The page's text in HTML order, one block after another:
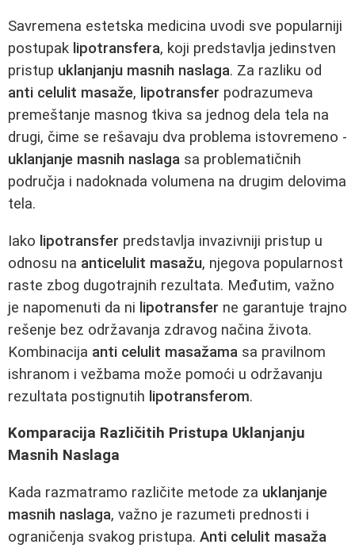
Savremena estetska medicina uvodi sve popularniji
postupak lipotransfera, koji predstavlja jedinstven
pristup uklanjanju masnih naslaga. Za razliku od
anti celulit masaže, lipotransfer podrazumeva
premeštanje masnog tkiva sa jednog dela tela na
drugi, čime se rešavaju dva problema istovremeno -
uklanjanje masnih naslaga sa problematičnih
područja i nadoknada volumena na drugim delovima
tela.
Iako lipotransfer predstavlja invazivniji pristup u
odnosu na anticelulit masažu, njegova popularnost
raste zbog dugotrajnih rezultata. Međutim, važno
je napomenuti da ni lipotransfer ne garantuje trajno
rešenje bez održavanja zdravog načina života.
Kombinacija anti celulit masažama sa pravilnom
ishranom i vežbama može pomoći u održavanju
rezultata postignutih lipotransferom.
Komparacija Različitih Pristupa Uklanjanju
Masnih Naslaga
Kada razmatramo različite metode za uklanjanje
masnih naslaga, važno je razumeti prednosti i
ograničenja svakog pristupa. Anti celulit masaža